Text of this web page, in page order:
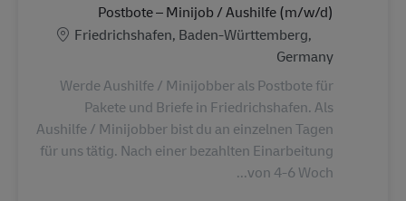
Postbote – Minijob / Aushilfe (m/w/d)
الموقع
Friedrichshafen, Baden-Württemberg,
Germany
Werde Aushilfe / Minijobber als Postbote für
Pakete und Briefe in Friedrichshafen. Als
Aushilfe / Minijobber bist du an einzelnen Tagen
für uns tätig. Nach einer bezahlten Einarbeitung
von 4-6 Woch...